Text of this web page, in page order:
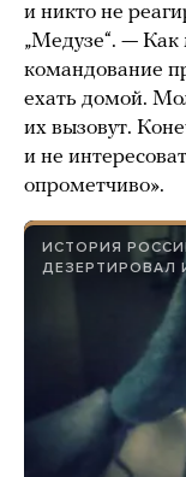
и никто не
„Медузе“. —
командование
ехать домой.
их вызовут.
и не
опрометчиво».
ИСТОРИЯ
ДЕЗЕРТИРОВАЛ